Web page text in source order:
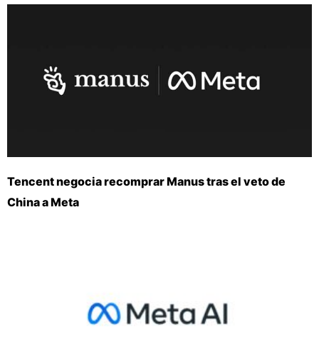
Tencent negocia recomprar Manus tras el veto de
China a Meta